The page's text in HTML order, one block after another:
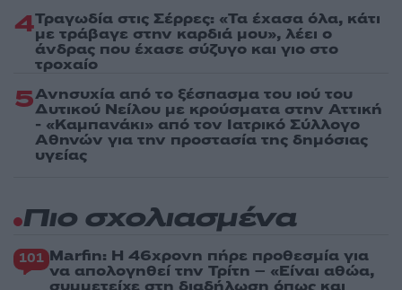
4Τραγωδία στις Σέρρες: «Τα έχασα όλα, κάτι
με τράβαγε στην καρδιά μου», λέει ο
άνδρας που έχασε σύζυγο και γιο στο
τροχαίο
5Ανησυχία από το ξέσπασμα του ιού του
Δυτικού Νείλου με κρούσματα στην Αττική
- «Καμπανάκι» από τον Ιατρικό Σύλλογο
Αθηνών για την προστασία της δημόσιας
υγείας
Πιο σχολιασμένα
101 Marfin: Η 46χρονη πήρε προθεσμία για
να απολογηθεί την Τρίτη – «Είναι αθώα,